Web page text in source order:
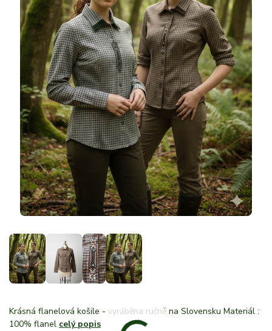
Krásná flanelová košile - vyráběna ručně na Slovensku Materiál :
100% flanel celý popis